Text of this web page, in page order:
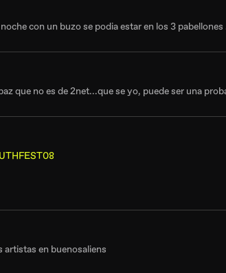
con un buzo se podia estar en los 3
que no es de 2net...que se yo, puede ser una
artistas en buenosaliens